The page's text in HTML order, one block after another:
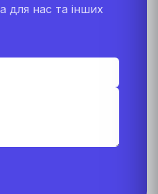
для нас та інших